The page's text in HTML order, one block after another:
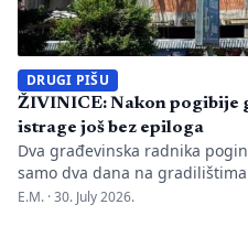
DRUGI PIŠU
ŽIVINICE: Nakon pogibije
istrage još bez epiloga
Dva građevinska radnika
samo dva dana na
mjeseca kasnije javnosti nisu
E.M. ·30. July 2026.